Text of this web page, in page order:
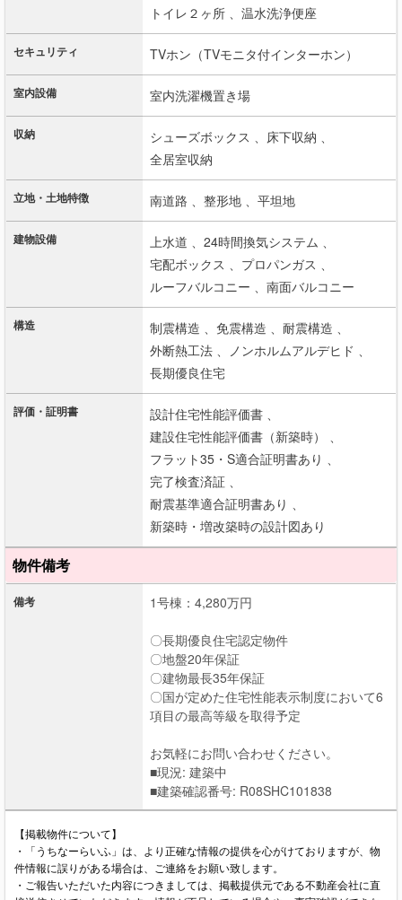
トイレ２ヶ所 、 温水洗浄便座
セキュリティ TVホン（TVモニタ付インターホン）
室内設備 室内洗濯機置き場
収納 シューズボックス 、 床下収納 、
全居室収納
立地・土地特徴 南道路 、 整形地 、 平坦地
建物設備 上水道 、 24時間換気システム 、
宅配ボックス 、 プロパンガス 、
ルーフバルコニー 、 南面バルコニー
構造 制震構造 、 免震構造 、 耐震構造 、
外断熱工法 、
ノンホルムアルデヒド 、
長期優良住宅
評価・証明書
設計住宅性能評価書 、
建設住宅性能評価書（新築時） 、
フラット35・S適合証明書あり 、
完了検査済証 、
耐震基準適合証明書あり 、
新築時・増改築時の設計図あり
物件備考
備考 1号棟：4,280万円
〇長期優良住宅認定物件
〇地盤20年保証
〇建物最長35年保証
〇国が定めた住宅性能表示制度において6
項目の最高等級を取得予定
お気軽にお問い合わせください。
■現況: 建築中
■建築確認番号: R08SHC101838
【掲載物件について】
・「うちなーらいふ」は、より正確な情報の提供を心がけておりますが、物
件情報に誤りがある場合は、ご連絡をお願い致します。
・ご報告いただいた内容につきましては、掲載提供元である不動産会社に直